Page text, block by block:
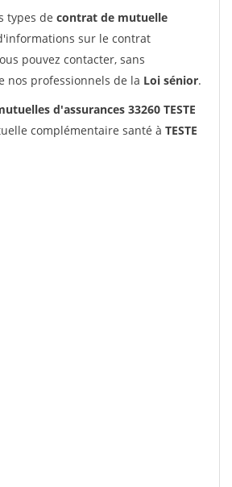
types de contrat de mutuelle
sur le contrat
pouvez contacter, sans
nos professionnels de la Loi sénior.
d'assurances 33260 TESTE
complémentaire santé à TESTE